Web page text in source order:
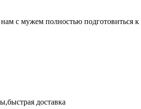
с мужем полностью
доставка